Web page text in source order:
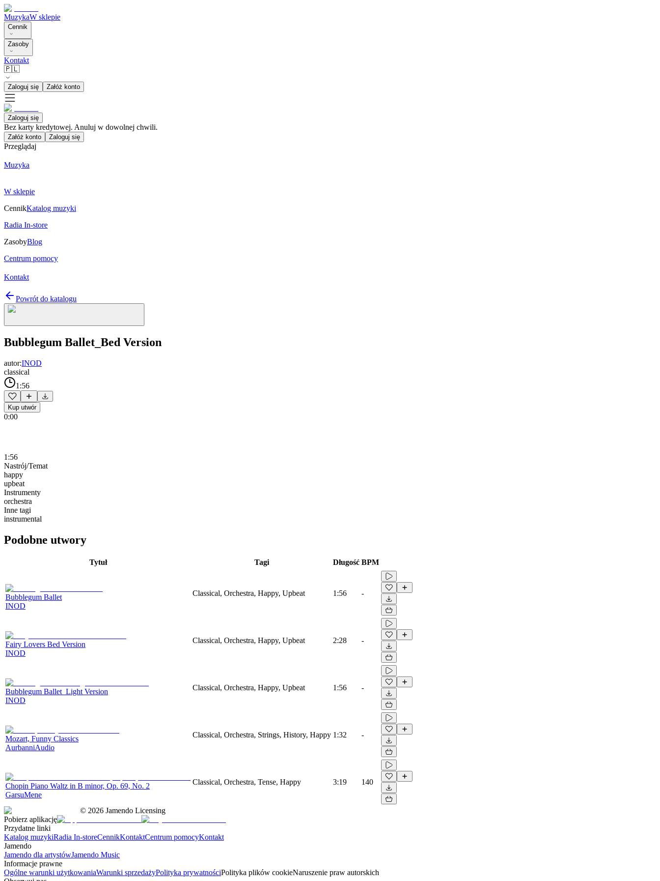
MuzykaW sklepie
Cennik
Zasoby
Kontakt
🇵🇱
Zaloguj się Załóż konto
Zaloguj się
Bez karty kredytowej. Anuluj w dowolnej chwili.
Załóż konto Zaloguj się
Przeglądaj
Muzyka
W sklepie
CennikKatalog muzyki
Radia In-store
ZasobyBlog
Centrum pomocy
Kontakt
Powrót do katalogu
Bubblegum Ballet_Bed Version
autor:INOD
classical
1:56
Kup utwór
0:00
1:56
Nastrój/Temat
happy
upbeat
Instrumenty
orchestra
Inne tagi
instrumental
Podobne utwory
Tytuł Tagi Długość BPM
Bubblegum Ballet
INOD
Classical, Orchestra, Happy, Upbeat 1:56 -
Fairy Lovers Bed Version
INOD
Classical, Orchestra, Happy, Upbeat 2:28 -
Bubblegum Ballet_Light Version
INOD
Classical, Orchestra, Happy, Upbeat 1:56 -
Mozart, Funny Classics
AurbanniAudio
Classical, Orchestra, Strings, History, Happy 1:32 -
Chopin Piano Waltz in B minor, Op. 69, No. 2
GarsuMene
Classical, Orchestra, Tense, Happy 3:19 140
© 2026 Jamendo Licensing
Pobierz aplikację
Przydatne linki
Katalog muzykiRadia In-storeCennikKontaktCentrum pomocyKontakt
Jamendo
Jamendo dla artystówJamendo Music
Informacje prawne
Ogólne warunki użytkowaniaWarunki sprzedażyPolityka prywatnościPolityka plików cookieNaruszenie praw autorskich